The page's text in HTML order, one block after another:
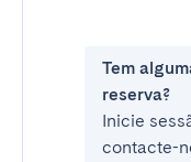
Tem
reserva?
Inicie
contacte-